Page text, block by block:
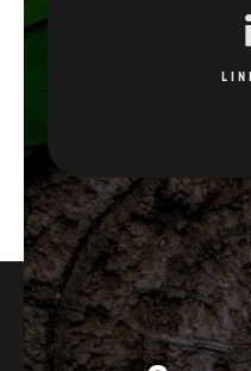
3
GODINE GARANCIJE